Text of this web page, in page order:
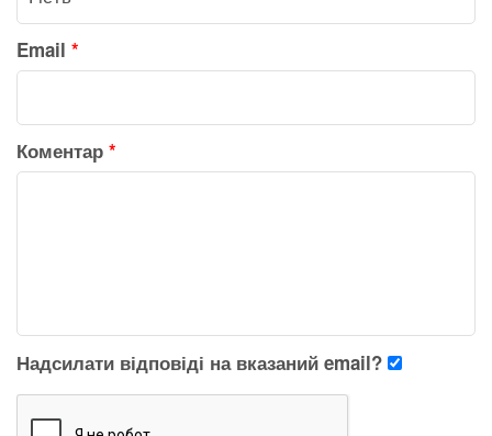
Email *
Коментар *
Надсилати відповіді на вказаний email?